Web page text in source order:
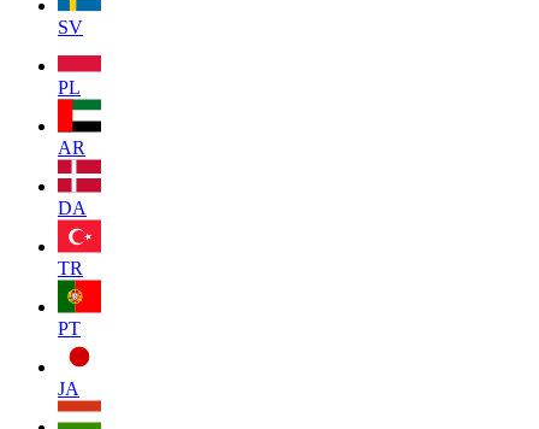
SV
PL
AR
DA
TR
PT
JA